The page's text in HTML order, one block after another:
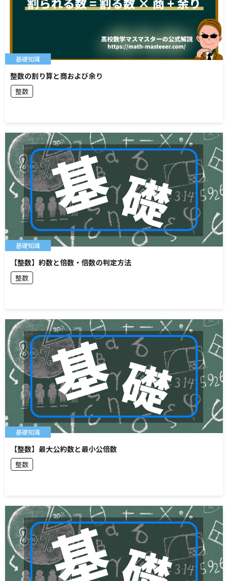
整数の割り算と商および余り
整数
基礎知識
【整数】約数と倍数・倍数の判定方法
整数
基礎知識
【整数】最大公約数と最小公倍数
整数
基礎知識